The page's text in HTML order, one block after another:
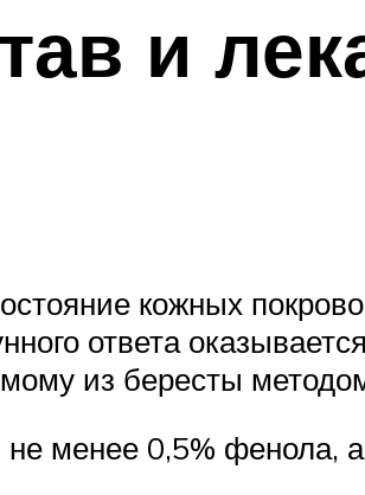
и
кожных
ответа
из бересты
не менее 0,5% фенола,